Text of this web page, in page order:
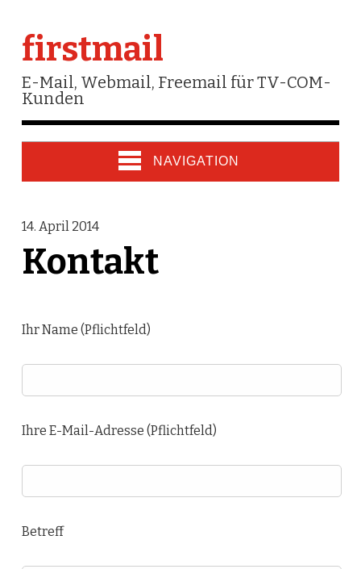
firstmail
E-Mail, Webmail, Freemail für TV-COM-
Kunden
NAVIGATION
14. April 2014
Kontakt
Ihr Name (Pflichtfeld)
Ihre E-Mail-Adresse (Pflichtfeld)
Betreff